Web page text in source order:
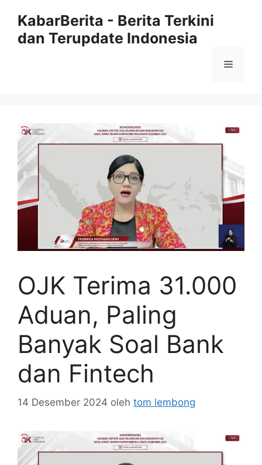
KabarBerita - Berita Terkini
dan Terupdate Indonesia
Menu
OJK Terima 31.000
Aduan, Paling
Banyak Soal Bank
dan Fintech
14 Desember 2024 oleh tom lembong